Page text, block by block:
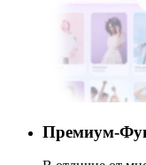
Премиум-